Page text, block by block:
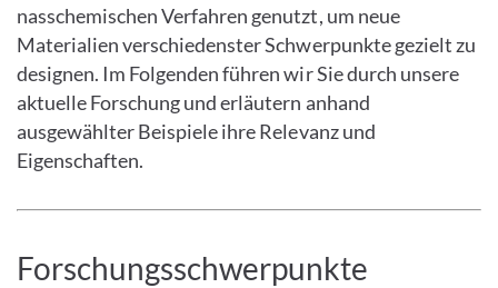
nasschemischen Verfahren genutzt, um neue
Materialien verschiedenster Schwerpunkte gezielt zu
designen. Im Folgenden führen wir Sie durch unsere
aktuelle Forschung und erläutern anhand
ausgewählter Beispiele ihre Relevanz und
Eigenschaften.
Forschungsschwerpunkte